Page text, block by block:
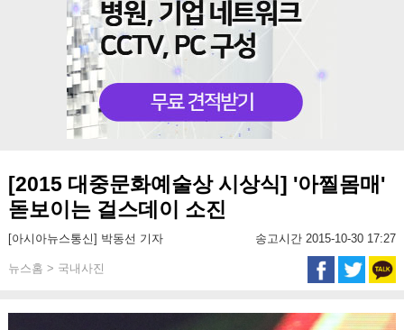
[2015 대중문화예술상 시상식] '아찔몸매'
돋보이는 걸스데이 소진
[아시아뉴스통신] 박동선 기자 송고시간 2015-10-30 17:27
뉴스홈 > 국내사진